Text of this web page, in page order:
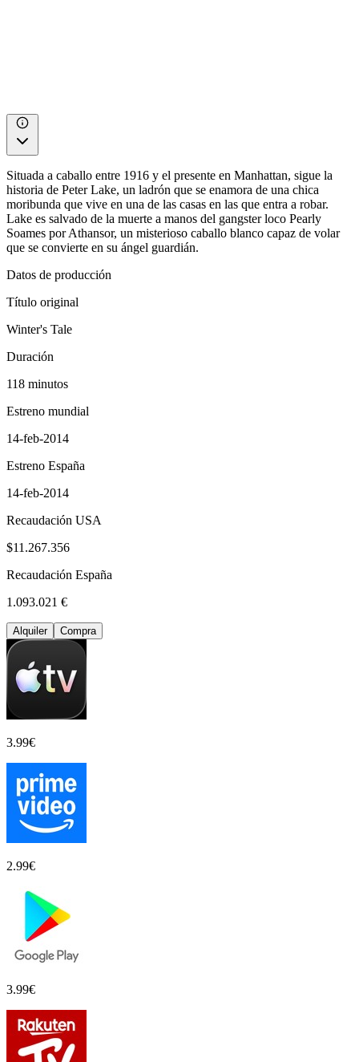
Situada a caballo entre 1916 y el presente en Manhattan, sigue la
historia de Peter Lake, un ladrón que se enamora de una chica
moribunda que vive en una de las casas en las que entra a robar.
Lake es salvado de la muerte a manos del gangster loco Pearly
Soames por Athansor, un misterioso caballo blanco capaz de volar
que se convierte en su ángel guardián.
Datos de producción
Título original
Winter's Tale
Duración
118 minutos
Estreno mundial
14-feb-2014
Estreno España
14-feb-2014
Recaudación USA
$11.267.356
Recaudación España
1.093.021 €
Alquiler Compra
3.99€
2.99€
3.99€